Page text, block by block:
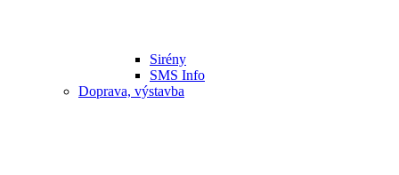
Sirény
SMS Info
Doprava, výstavba